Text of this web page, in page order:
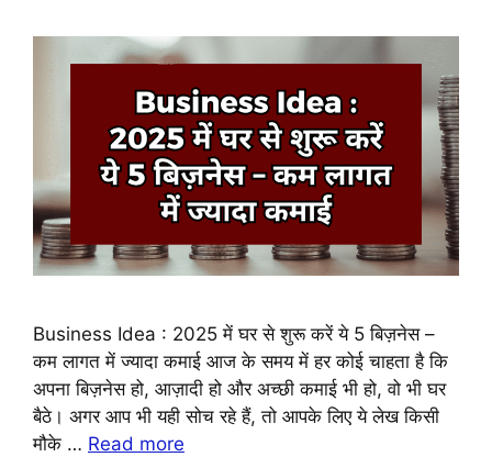
Business Idea : 2025 में घर से शुरू करें ये 5 बिज़नेस –
कम लागत में ज्यादा कमाई आज के समय में हर कोई चाहता है कि
अपना बिज़नेस हो, आज़ादी हो और अच्छी कमाई भी हो, वो भी घर
बैठे। अगर आप भी यही सोच रहे हैं, तो आपके लिए ये लेख किसी
मौके … Read more